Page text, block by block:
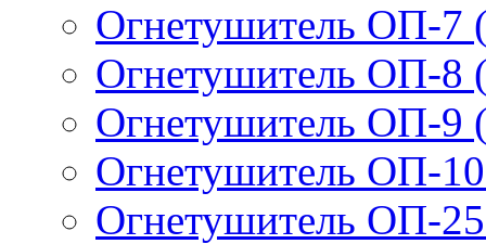
Огнетушитель ОП-7
Огнетушитель ОП-8
Огнетушитель ОП-9
Огнетушитель ОП-
Огнетушитель ОП-